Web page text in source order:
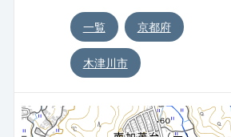
一覧 京都府
木津川市